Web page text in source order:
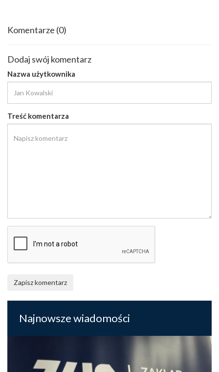
Komentarze (0)
Dodaj swój komentarz
Nazwa użytkownika
Treść komentarza
Zapisz komentarz
Najnowsze wiadomości